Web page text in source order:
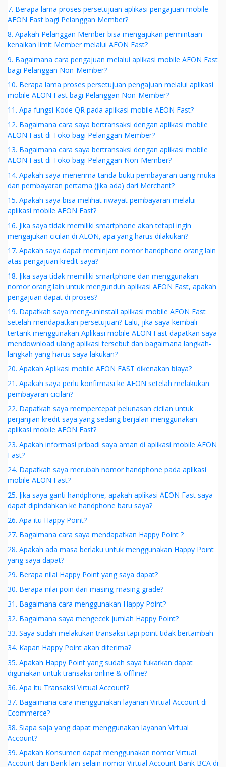
7. Berapa lama proses persetujuan aplikasi pengajuan mobile
AEON Fast bagi Pelanggan Member?
8. Apakah Pelanggan Member bisa mengajukan permintaan
kenaikan limit Member melalui AEON Fast?
9. Bagaimana cara pengajuan melalui aplikasi mobile AEON Fast
bagi Pelanggan Non-Member?
10. Berapa lama proses persetujuan pengajuan melalui aplikasi
mobile AEON Fast bagi Pelanggan Non-Member?
11. Apa fungsi Kode QR pada aplikasi mobile AEON Fast?
12. Bagaimana cara saya bertransaksi dengan aplikasi mobile
AEON Fast di Toko bagi Pelanggan Member?
13. Bagaimana cara saya bertransaksi dengan aplikasi mobile
AEON Fast di Toko bagi Pelanggan Non-Member?
14. Apakah saya menerima tanda bukti pembayaran uang muka
dan pembayaran pertama (jika ada) dari Merchant?
15. Apakah saya bisa melihat riwayat pembayaran melalui
aplikasi mobile AEON Fast?
16. Jika saya tidak memiliki smartphone akan tetapi ingin
mengajukan cicilan di AEON, apa yang harus dilakukan?
17. Apakah saya dapat meminjam nomor handphone orang lain
atas pengajuan kredit saya?
18. Jika saya tidak memiliki smartphone dan menggunakan
nomor orang lain untuk mengunduh aplikasi AEON Fast, apakah
pengajuan dapat di proses?
19. Dapatkah saya meng-uninstall aplikasi mobile AEON Fast
setelah mendapatkan persetujuan? Lalu, jika saya kembali
tertarik menggunakan Aplikasi mobile AEON Fast dapatkan saya
mendownload ulang aplikasi tersebut dan bagaimana langkah-
langkah yang harus saya lakukan?
20. Apakah Aplikasi mobile AEON FAST dikenakan biaya?
21. Apakah saya perlu konfirmasi ke AEON setelah melakukan
pembayaran cicilan?
22. Dapatkah saya mempercepat pelunasan cicilan untuk
perjanjian kredit saya yang sedang berjalan menggunakan
aplikasi mobile AEON Fast?
23. Apakah informasi pribadi saya aman di aplikasi mobile AEON
Fast?
24. Dapatkah saya merubah nomor handphone pada aplikasi
mobile AEON Fast?
25. Jika saya ganti handphone, apakah aplikasi AEON Fast saya
dapat dipindahkan ke handphone baru saya?
26. Apa itu Happy Point?
27. Bagaimana cara saya mendapatkan Happy Point ?
28. Apakah ada masa berlaku untuk menggunakan Happy Point
yang saya dapat?
29. Berapa nilai Happy Point yang saya dapat?
30. Berapa nilai poin dari masing-masing grade?
31. Bagaimana cara menggunakan Happy Point?
32. Bagaimana saya mengecek jumlah Happy Point?
33. Saya sudah melakukan transaksi tapi point tidak bertambah
34. Kapan Happy Point akan diterima?
35. Apakah Happy Point yang sudah saya tukarkan dapat
digunakan untuk transaksi online & offline?
36. Apa itu Transaksi Virtual Account?
37. Bagaimana cara menggunakan layanan Virtual Account di
Ecommerce?
38. Siapa saja yang dapat menggunakan layanan Virtual
Account?
39. Apakah Konsumen dapat menggunakan nomor Virtual
Account dari Bank lain selain nomor Virtual Account Bank BCA di